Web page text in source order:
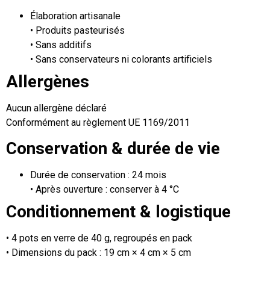
Élaboration artisanale
• Produits pasteurisés
• Sans additifs
• Sans conservateurs ni colorants artificiels
Allergènes
Aucun allergène déclaré
Conformément au règlement UE 1169/2011
Conservation & durée de vie
Durée de conservation : 24 mois
• Après ouverture : conserver à 4 °C
Conditionnement & logistique
• 4 pots en verre de 40 g, regroupés en pack
• Dimensions du pack : 19 cm × 4 cm × 5 cm